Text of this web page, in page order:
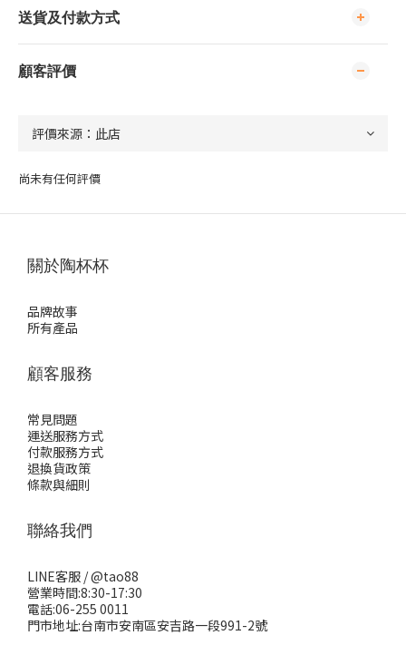
送貨及付款方式
顧客評價
尚未有任何評價
關於陶杯杯
品牌故事
所有產品
顧客服務
常見問題
運送服務方式
付款服務方式
退換貨政策
條款與細則
聯絡我們
LINE客服 /@tao88
營業時間:8:30-17:30
電話:06-255 0011
門市地址:台南市安南區安吉路一段991-2號